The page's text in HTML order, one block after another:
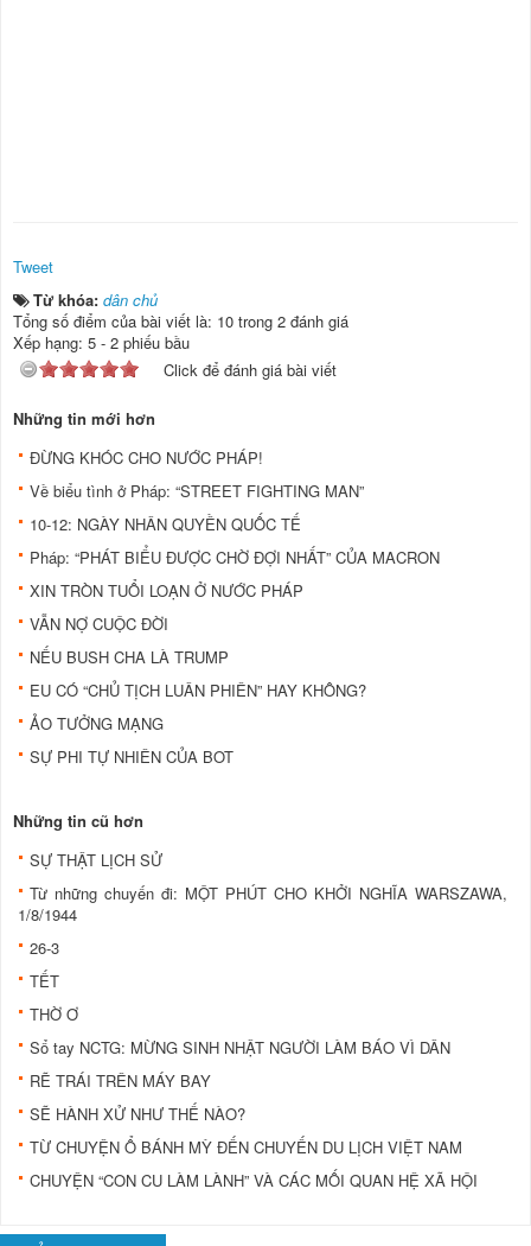
Tweet
Từ khóa: dân chủ
Tổng số điểm của bài viết là: 10 trong 2 đánh giá
Xếp hạng: 5 - 2 phiếu bầu
Click để đánh giá bài viết
Những tin mới hơn
ĐỪNG KHÓC CHO NƯỚC PHÁP!
Về biểu tình ở Pháp: “STREET FIGHTING MAN”
10-12: NGÀY NHÂN QUYỀN QUỐC TẾ
Pháp: “PHÁT BIỂU ĐƯỢC CHỜ ĐỢI NHẤT” CỦA MACRON
XIN TRÒN TUỔI LOẠN Ở NƯỚC PHÁP
VẪN NỢ CUỘC ĐỜI
NẾU BUSH CHA LÀ TRUMP
EU CÓ “CHỦ TỊCH LUÂN PHIÊN” HAY KHÔNG?
ẢO TƯỞNG MẠNG
SỰ PHI TỰ NHIÊN CỦA BOT
Những tin cũ hơn
SỰ THẬT LỊCH SỬ
Từ những chuyến đi: MỘT PHÚT CHO KHỞI NGHĨA WARSZAWA,
1/8/1944
26-3
TẾT
THỜ Ơ
Sổ tay NCTG: MỪNG SINH NHẬT NGƯỜI LÀM BÁO VÌ DÂN
RẼ TRÁI TRÊN MÁY BAY
SẼ HÀNH XỬ NHƯ THẾ NÀO?
TỪ CHUYỆN Ổ BÁNH MỲ ĐẾN CHUYẾN DU LỊCH VIỆT NAM
CHUYỆN “CON CU LÀM LÀNH” VÀ CÁC MỐI QUAN HỆ XÃ HỘI